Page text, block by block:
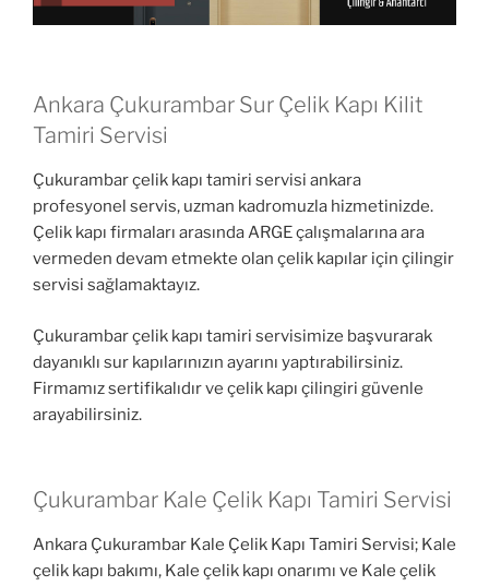
Ankara Çukurambar Sur Çelik Kapı Kilit
Tamiri Servisi
Çukurambar çelik kapı tamiri servisi ankara
profesyonel servis, uzman kadromuzla hizmetinizde.
Çelik kapı firmaları arasında ARGE çalışmalarına ara
vermeden devam etmekte olan çelik kapılar için çilingir
servisi sağlamaktayız.
Çukurambar çelik kapı tamiri servisimize başvurarak
dayanıklı sur kapılarınızın ayarını yaptırabilirsiniz.
Firmamız sertifikalıdır ve çelik kapı çilingiri güvenle
arayabilirsiniz.
Çukurambar Kale Çelik Kapı Tamiri Servisi
Ankara Çukurambar Kale Çelik Kapı Tamiri Servisi; Kale
çelik kapı bakımı, Kale çelik kapı onarımı ve Kale çelik